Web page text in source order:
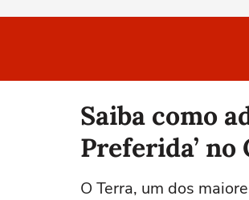
Saiba como
Preferida’ no
O Terra, um dos